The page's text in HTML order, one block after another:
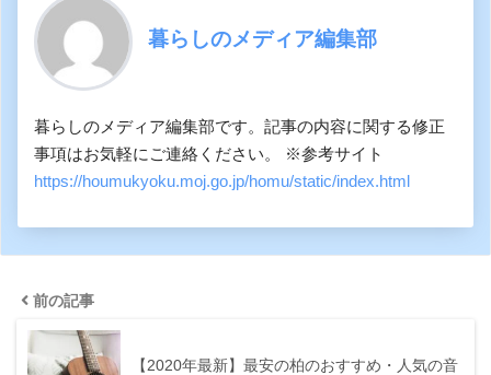
暮らしのメディア編集部
暮らしのメディア編集部です。記事の内容に関する修正
事項はお気軽にご連絡ください。 ※参考サイト
https://houmukyoku.moj.go.jp/homu/static/index.html
前の記事
【2020年最新】最安の柏のおすすめ・人気の音